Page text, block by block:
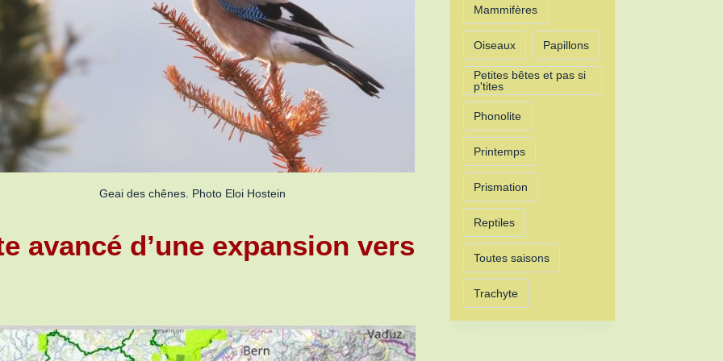
Geai des chênes. Photo Eloi Hostein
avancé d’une expansion vers
Mammifères
Oiseaux Papillons
Petites bêtes et pas si
p'tites
Phonolite
Printemps
Prismation
Reptiles
Toutes saisons
Trachyte